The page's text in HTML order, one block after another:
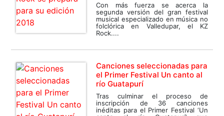
Con más fuerza se acerca la
segunda versión del gran festival
musical especializado en música no
folclórica en Valledupar, el KZ
Rock....
Canciones seleccionadas para
el Primer Festival Un canto al
río Guatapurí
Tras culminar el proceso de
inscripción de 36 canciones
inéditas para el Primer Festival ‘Un